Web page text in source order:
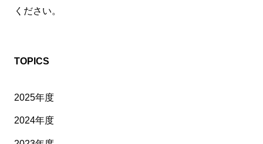
ください。
TOPICS
2025年度
2024年度